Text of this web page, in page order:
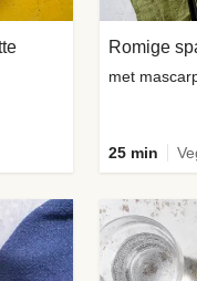
25 min